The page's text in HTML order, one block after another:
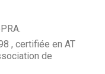
, certifiée en AT
de